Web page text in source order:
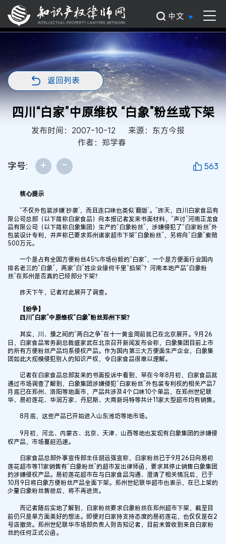
中文
返回列表
四川“白家”中原维权 “白象”粉丝或下架
发布时间：2007-10-12
来源：东方今报
作者：郑学春
字号: + - 563
核心提示
“不仅外包装涉嫌‘抄袭’，而且连口味也类似‘翻版’。”昨天，四川白家食品有
限公司总部（以下简称白家食品）向本报记者发来书面材料，“声讨”河南正龙食
品有限公司（以下简称白象集团）生产的“白象粉丝”，涉嫌侵犯了“白家粉丝”外
包装设计专利，并声称已要求郑州诸家超市下架“白象粉丝”，另将向“白象”索赔
500万元。
一个是占有全国方便粉丝45%市场份额的“白家”，一个是方便面行业国内
排名老三的“白象”，两家“白”姓企业缘何千里“掐架”？河南本地产品“白象粉
丝”在郑州是否真的已经部分下架？
昨天下午，记者对此展开了调查。
【纷争】
四川“白家”中原维权“白象”粉丝郑州下架？
其实，川、豫之间的“两白之争”在十一黄金周前就已在北京展开。9月26
日，白家食品常务副总裁盛家武在北京召开新闻发布会称，白象集团目前上市
的所有方便粉丝产品均系侵权产品。作为国内第三大方便面生产企业，白象集
团如此大规模侵犯别人的知识产权，令白家食品很难以理解。
记者在白家食品总部发来的书面投诉中看到，早在今年8月初，白家食品就
通过市场调查了解到，白象集团涉嫌侵犯“白家粉丝”外包装专利权的相关产品7
月底已在郑州、洛阳等地面市，产品共涉及4个口味10个单品，在郑州世纪联
华、易初莲花、华润万家、丹尼斯、大商新玛特等共计11家大型超市均有销售。
8月底，这些产品已开始进入山东潍坊等地市场。
9月初，河北、内蒙古、北京、天津、山西等地也发现有白象集团的涉嫌侵
权产品，市场蔓延迅速。
白家食品总部外事宣传部主任胡远强宣称，白家粉丝已于9月26日向易初
莲花超市等11家销售有“白象粉丝”的超市发出律师函，要求其停止销售白象集团
的涉嫌侵权产品。易初莲花超市在与白家食品沟通、澄清了相关情况后，已于
10月9日将白象方便粉丝产品全面下架。郑州世纪联华超市也表示，在已上架的
少量白象粉丝售罄后，将不再进货。
而记者随后实地了解到，白家粉丝要求白象粉丝在郑州超市下架，截至目
前仍只是单方面美好的想法。即便对白家持支持态度的易初莲花，也仅仅是在2
号店撤货。郑州世纪联华市场部负责人则告知记者，目前未曾收到来自白家粉
丝的任何正式公函。